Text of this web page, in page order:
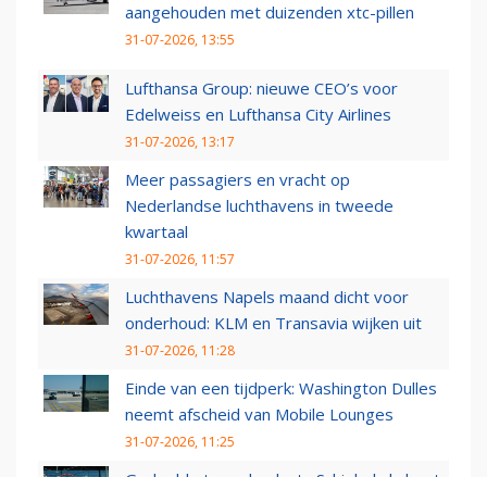
aangehouden met duizenden xtc-pillen
31-07-2026, 13:55
Lufthansa Group: nieuwe CEO’s voor
Edelweiss en Lufthansa City Airlines
31-07-2026, 13:17
Meer passagiers en vracht op
Nederlandse luchthavens in tweede
kwartaal
31-07-2026, 11:57
Luchthavens Napels maand dicht voor
onderhoud: KLM en Transavia wijken uit
31-07-2026, 11:28
Einde van een tijdperk: Washington Dulles
neemt afscheid van Mobile Lounges
31-07-2026, 11:25